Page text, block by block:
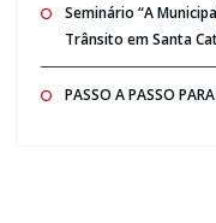
Seminário “A
Trânsito em Santa
PASSO A PASSO